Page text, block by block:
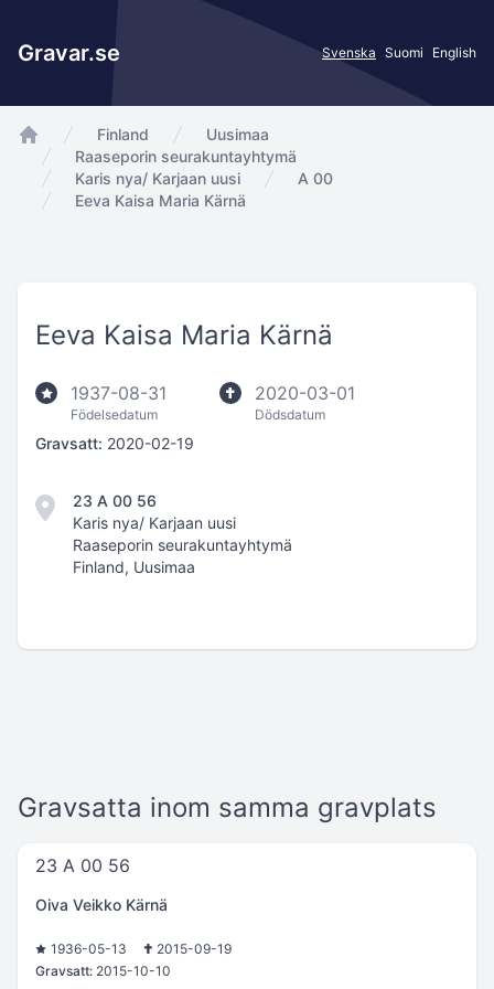
Gravar.se Svenska Suomi English
app.Start
Finland
Uusimaa
Raaseporin seurakuntayhtymä
Karis nya/ Karjaan uusi
A 00
Eeva Kaisa Maria Kärnä
Eeva Kaisa Maria Kärnä
1937-08-31
Födelsedatum
2020-03-01
Dödsdatum
Gravsatt: 2020-02-19
23 A 00 56
Karis nya/ Karjaan uusi
Raaseporin seurakuntayhtymä
Finland, Uusimaa
Gravsatta inom samma gravplats
23 A 00 56
Oiva Veikko Kärnä
1936-05-13
2015-09-19
Gravsatt: 2015-10-10